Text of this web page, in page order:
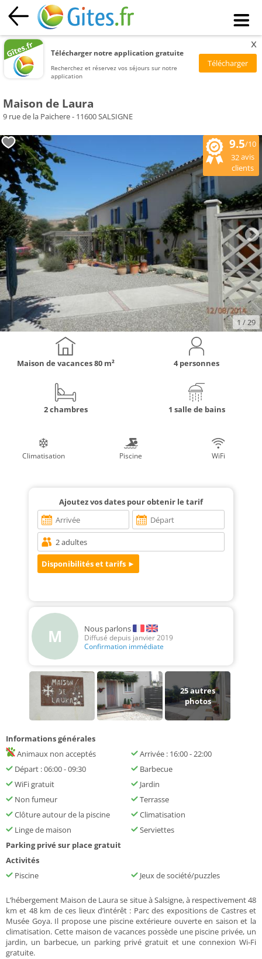
Télécharger notre application gratuite
Recherchez et réservez vos séjours sur notre
application
x
Maison de Laura
9 rue de la Paichere - 11600 SALSIGNE
9.5/10
32avis
clients
1 / 29
Maison de vacances80 m² 4 personnes
2 chambres 1 salle de bains
Climatisation Piscine WiFi
Ajoutez vos dates pour obtenir le tarif
M Nous parlons
Diffusé depuis janvier 2019
Confirmation immédiate
25autres
photos
Informations générales
Animaux non acceptés
Arrivée : 16:00 - 22:00
Départ : 06:00 - 09:30
Barbecue
WiFi gratuit
Jardin
Non fumeur
Terrasse
Clôture autour de la piscine
Climatisation
Linge de maison
Serviettes
Parking privé sur place gratuit
Activités
Piscine
Jeux de société/puzzles
L’hébergement Maison de Laura se situe à Salsigne, à respectivement 48
km et 48 km de ces lieux d’intérêt : Parc des expositions de Castres et
Musée Goya. Il propose une piscine extérieure ouverte en saison et la
climatisation. Cette maison de vacances possède une piscine privée, un
jardin, un barbecue, un parking privé gratuit et une connexion Wi-Fi
gratuite.